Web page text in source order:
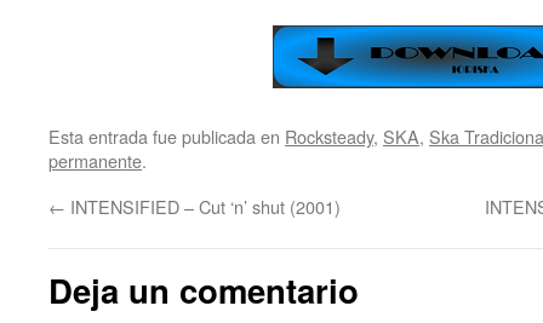
Esta entrada fue publicada en Rocksteady, SKA, Ska
permanente.
← INTENSIFIED – Cut ‘n’ shut (2001)
Deja un comentario